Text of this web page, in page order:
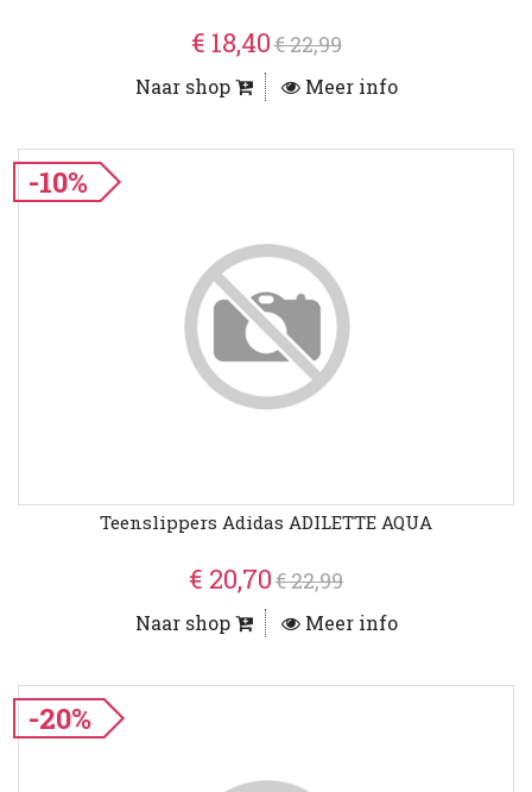
€ 18,40€ 22,99
Naar shop Meer info
-10%
Teenslippers Adidas ADILETTE AQUA
€ 20,70€ 22,99
Naar shop Meer info
-20%